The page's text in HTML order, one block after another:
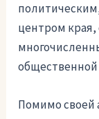
центром
Помимо своей